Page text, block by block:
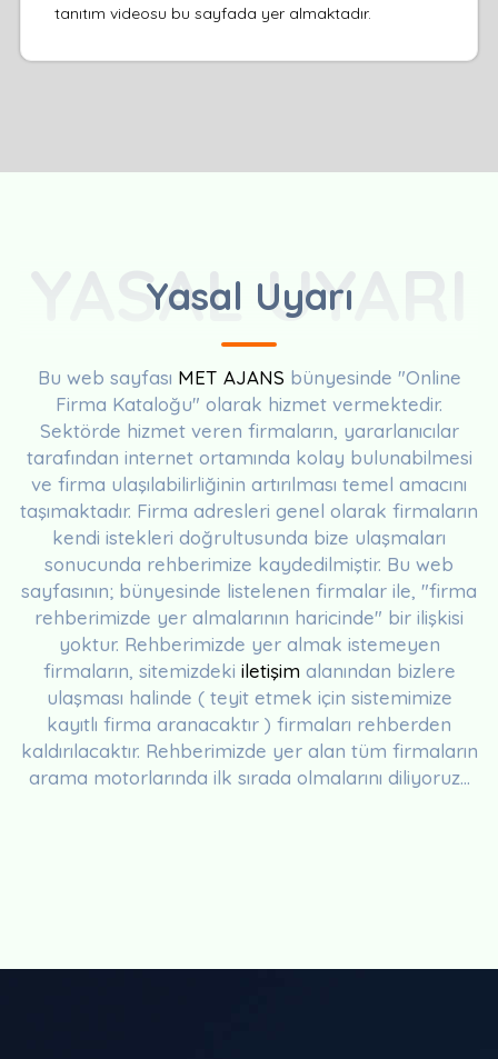
tanıtım videosu bu sayfada yer almaktadır.
Yasal Uyarı
YASAL UYARI
Bu web sayfası MET AJANS bünyesinde "Online
Firma Kataloğu" olarak hizmet vermektedir.
Sektörde hizmet veren firmaların, yararlanıcılar
tarafından internet ortamında kolay bulunabilmesi
ve firma ulaşılabilirliğinin artırılması temel amacını
taşımaktadır. Firma adresleri genel olarak firmaların
kendi istekleri doğrultusunda bize ulaşmaları
sonucunda rehberimize kaydedilmiştir. Bu web
sayfasının; bünyesinde listelenen firmalar ile, "firma
rehberimizde yer almalarının haricinde" bir ilişkisi
yoktur. Rehberimizde yer almak istemeyen
firmaların, sitemizdeki iletişim alanından bizlere
ulaşması halinde ( teyit etmek için sistemimize
kayıtlı firma aranacaktır ) firmaları rehberden
kaldırılacaktır. Rehberimizde yer alan tüm firmaların
arama motorlarında ilk sırada olmalarını diliyoruz...